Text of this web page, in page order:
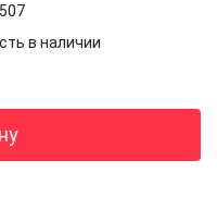
в наличии